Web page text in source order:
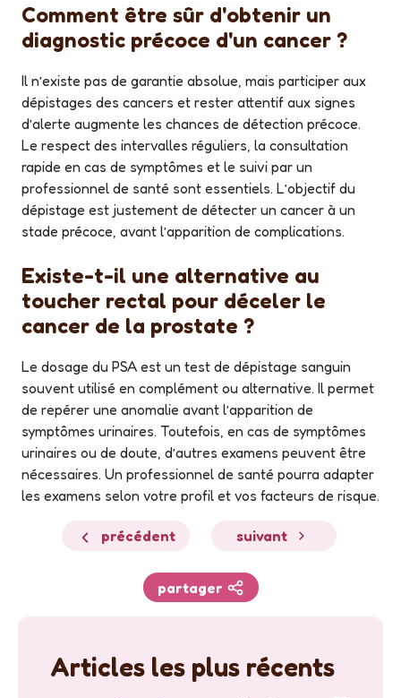
Comment être sûr d'obtenir un
diagnostic précoce d'un cancer ?
Il n’existe pas de garantie absolue, mais participer aux
dépistages des cancers et rester attentif aux signes
d’alerte augmente les chances de détection précoce.
Le respect des intervalles réguliers, la consultation
rapide en cas de symptômes et le suivi par un
professionnel de santé sont essentiels. L’objectif du
dépistage est justement de détecter un cancer à un
stade précoce, avant l’apparition de complications.
Existe-t-il une alternative au
toucher rectal pour déceler le
cancer de la prostate ?
Le dosage du PSA est un test de dépistage sanguin
souvent utilisé en complément ou alternative. Il permet
de repérer une anomalie avant l’apparition de
symptômes urinaires. Toutefois, en cas de symptômes
urinaires ou de doute, d’autres examens peuvent être
nécessaires. Un professionnel de santé pourra adapter
les examens selon votre profil et vos facteurs de risque.
précédent
partager
suivant
Articles les plus récents